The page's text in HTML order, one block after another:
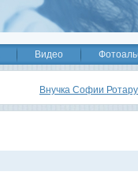
Видео
Внучка Софии